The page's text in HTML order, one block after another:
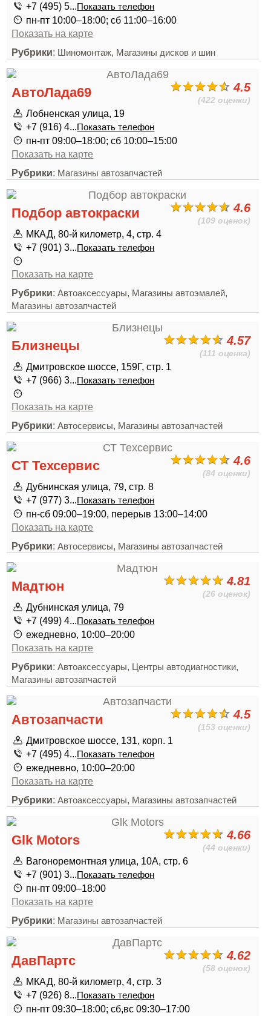
+7 (495) 5...Показать телефон
пн-пт 10:00–18:00; сб 11:00–16:00
Показать на карте
Рубрики: Шиномонтаж, Магазины дисков и шин
4.5
(422 оценки)
АвтоЛада69
Лобненская улица, 19
+7 (916) 4...Показать телефон
пн-пт 09:00–18:00; сб 10:00–15:00
Показать на карте
Рубрики: Магазины автозапчастей
4.6
(109 оценок)
Подбор автокраски
МКАД, 80-й километр, 4, стр. 4
+7 (901) 3...Показать телефон
Показать на карте
Рубрики:Автоаксессуары, Магазины автоэмалей,
Магазины автозапчастей
4.57
(111 оценка)
Близнецы
Дмитровское шоссе, 159Г, стр. 1
+7 (966) 3...Показать телефон
Показать на карте
Рубрики:Автосервисы, Магазины автозапчастей
4.6
(84 оценки)
СТ Техсервис
Дубнинская улица, 79, стр. 8
+7 (977) 3...Показать телефон
пн-сб 09:00–19:00, перерыв 13:00–14:00
Показать на карте
Рубрики:Автосервисы, Магазины автозапчастей
4.81
(26 оценок)
Мадтюн
Дубнинская улица, 79
+7 (499) 4...Показать телефон
ежедневно, 10:00–20:00
Показать на карте
Рубрики:Автоаксессуары, Центры автодиагностики,
Магазины автозапчастей
4.5
(153 оценки)
Автозапчасти
Дмитровское шоссе, 131, корп. 1
+7 (495) 4...Показать телефон
ежедневно, 10:00–20:00
Показать на карте
Рубрики:Автоаксессуары, Магазины автозапчастей
4.66
(44 оценки)
Glk Motors
Вагоноремонтная улица, 10А, стр. 6
+7 (901) 3...Показать телефон
пн-пт 09:00–18:00
Показать на карте
Рубрики: Магазины автозапчастей
4.62
(58 оценок)
ДавПартс
МКАД, 80-й километр, 4, стр. 3
+7 (926) 8...Показать телефон
пн-пт 09:30–18:00; сб,вс 09:30–17:00